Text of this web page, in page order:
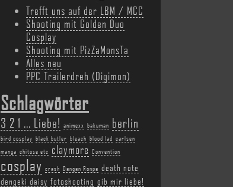
Trefft uns auf der LBM / MCC
Shooting mit Golden Duo
Cosplay
Shooting mit PizZaMonsTa
Alles neu
PPC Trailerdreh (Digimon)
Schlagwörter
3 2 1 ... Liebe! animexx bakuman berlin
bird cosplay black butler bleach blood lad carlsen
manga chitose etc claymore Convention
cosplay crash Dangan Ronpa death note
dengeki daisy fotoshooting gib mir liebe!